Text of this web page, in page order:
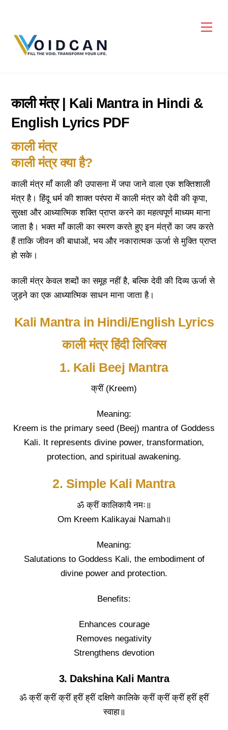
content
काली मंत्र | Kali Mantra in Hindi &
English Lyrics PDF
काली मंत्र
काली मंत्र क्या है?
काली मंत्र माँ काली की उपासना में जपा जाने वाला एक शक्तिशाली
मंत्र है। हिंदू धर्म की शाक्त परंपरा में काली मंत्र को देवी की कृपा,
सुरक्षा और आध्यात्मिक शक्ति प्राप्त करने का महत्वपूर्ण माध्यम माना
जाता है। भक्त माँ काली का स्मरण करते हुए इन मंत्रों का जप करते
हैं ताकि जीवन की बाधाओं, भय और नकारात्मक ऊर्जा से मुक्ति प्राप्त
हो सके।
काली मंत्र केवल शब्दों का समूह नहीं है, बल्कि देवी की दिव्य ऊर्जा से
जुड़ने का एक आध्यात्मिक साधन माना जाता है।
Kali Mantra in Hindi/English Lyrics
काली मंत्र हिंदी लिरिक्स
1. Kali Beej Mantra
क्रीं (Kreem)
Meaning:
Kreem is the primary seed (Beej) mantra of Goddess
Kali. It represents divine power, transformation,
protection, and spiritual awakening.
2. Simple Kali Mantra
ॐ क्रीं कालिकायै नमः॥
Om Kreem Kalikayai Namah॥
Meaning:
Salutations to Goddess Kali, the embodiment of
divine power and protection.
Benefits:
Enhances courage
Removes negativity
Strengthens devotion
3. Dakshina Kali Mantra
ॐ क्रीं क्रीं क्रीं ह्रीं ह्रीं दक्षिणे कालिके क्रीं क्रीं क्रीं ह्रीं ह्रीं
स्वाहा॥